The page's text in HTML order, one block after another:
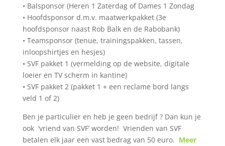
• Balsponsor (Heren 1 Zaterdag of Dames 1 Zondag
• Hoofdsponsor d.m.v. maatwerkpakket (3e
hoofdsponsor naast Rob Balk en de Rabobank)
• Teamsponsor (tenue, trainingspakken, tassen,
inloopshirtjes en hesjes)
• SVF pakket 1 (vermelding op de website, digitale
loeier en TV scherm in kantine)
• SVF pakket 2 (pakket 1 + een reclame bord langs
veld 1 of 2)
Ben je particulier en heb je geen bedrijf ? Dan kun je
ook ‘vriend van SVF’ worden! Vrienden van SVF
betalen elk jaar een vast bedrag van 50 euro. Meer